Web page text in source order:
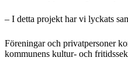
– I detta projekt har vi lyckats
Föreningar och privatpersoner
kommunens kultur- och